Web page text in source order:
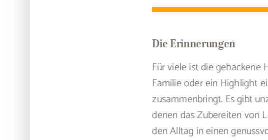
Die Erinnerungen
Für viele ist die
Familie oder ein Highlight
zusammenbringt. Es gibt
denen das Zubereiten von
den Alltag in einen